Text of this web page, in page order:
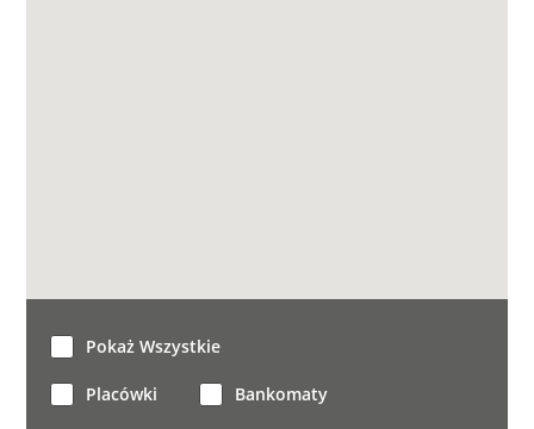
Pokaż Wszystkie
Placówki Bankomaty